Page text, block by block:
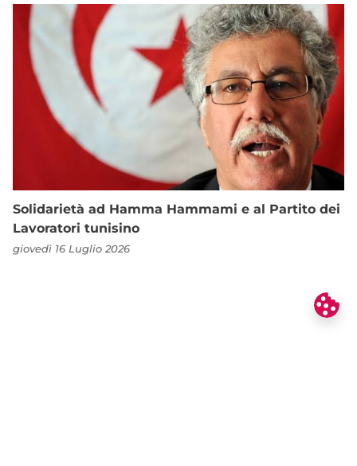
Solidarietà ad Hamma Hammami e al Partito dei
Lavoratori tunisino
giovedì 16 Luglio 2026